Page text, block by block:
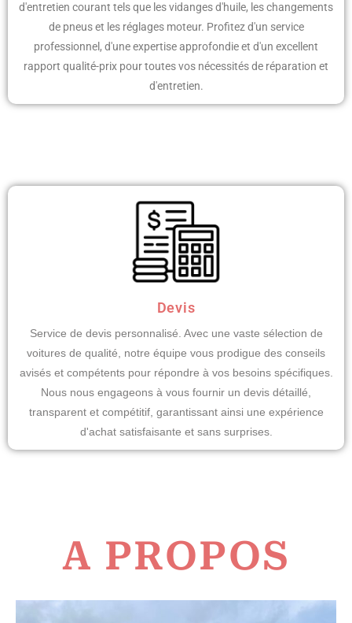
d'entretien courant tels que les vidanges d'huile, les changements
de pneus et les réglages moteur. Profitez d'un service
professionnel, d'une expertise approfondie et d'un excellent
rapport qualité-prix pour toutes vos nécessités de réparation et
d'entretien.
Devis
Service de devis personnalisé. Avec une vaste sélection de
voitures de qualité, notre équipe vous prodigue des conseils
avisés et compétents pour répondre à vos besoins spécifiques.
Nous nous engageons à vous fournir un devis détaillé,
transparent et compétitif, garantissant ainsi une expérience
d'achat satisfaisante et sans surprises.
A PROPOS